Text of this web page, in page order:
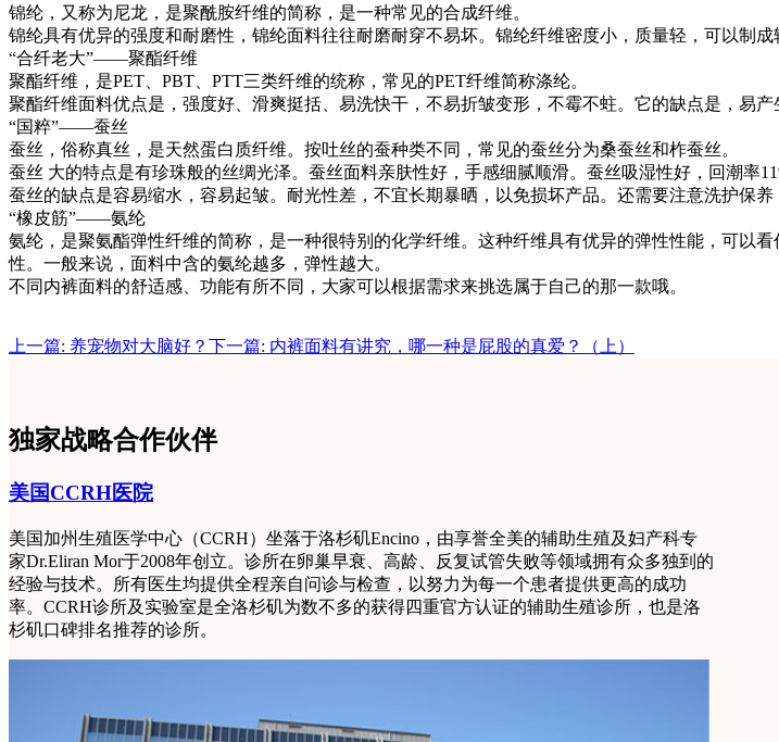
锦纶，又称为尼龙，是聚酰胺纤维的简称，是一种常见的合成纤维。
锦纶具有优异的强度和耐磨性，锦纶面料往往耐磨耐穿不易坏。锦纶纤维密度小，质量轻，可以制
“合纤老大”——聚酯纤维
聚酯纤维，是PET、PBT、PTT三类纤维的统称，常见的PET纤维简称涤纶。
聚酯纤维面料优点是，强度好、滑爽挺括、易洗快干，不易折皱变形，不霉不蛀。它的缺点是，易产
“国粹”——蚕丝
蚕丝，俗称真丝，是天然蛋白质纤维。按吐丝的蚕种类不同，常见的蚕丝分为桑蚕丝和柞蚕丝。
蚕丝 大的特点是有珍珠般的丝绸光泽。蚕丝面料亲肤性好，手感细腻顺滑。蚕丝吸湿性好，回潮率
蚕丝的缺点是容易缩水，容易起皱。耐光性差，不宜长期暴晒，以免损坏产品。还需要注意洗护保养
“橡皮筋”——氨纶
氨纶，是聚氨酯弹性纤维的简称，是一种很特别的化学纤维。这种纤维具有优异的弹性性能，可以
性。一般来说，面料中含的氨纶越多，弹性越大。
不同内裤面料的舒适感、功能有所不同，大家可以根据需求来挑选属于自己的那一款哦。
上一篇: 养宠物对大脑好？ 下一篇: 内裤面料有讲究，哪一种是屁股的真爱？（上）
独家战略合作伙伴
美国CCRH医院
美国加州生殖医学中心（CCRH）坐落于洛杉矶Encino，由享誉全美的辅助生殖及妇产科专
家Dr.Eliran Mor于2008年创立。诊所在卵巢早衰、高龄、反复试管失败等领域拥有众多独到的
经验与技术。所有医生均提供全程亲自问诊与检查，以努力为每一个患者提供更高的成功
率。CCRH诊所及实验室是全洛杉矶为数不多的获得四重官方认证的辅助生殖诊所，也是洛
杉矶口碑排名推荐的诊所。